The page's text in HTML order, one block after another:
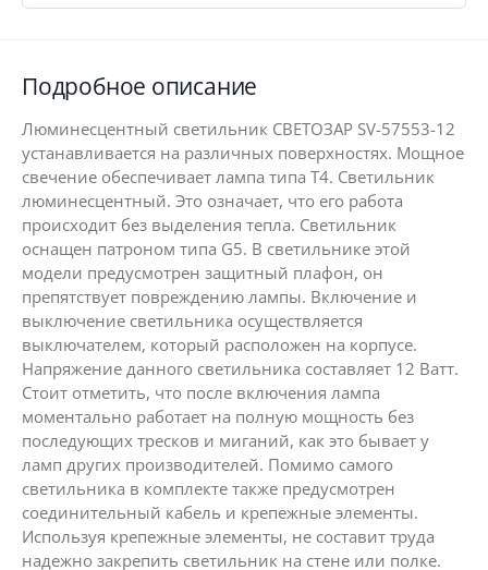
Подробное описание
Люминесцентный светильник СВЕТОЗАР SV-57553-12
устанавливается на различных поверхностях. Мощное
свечение обеспечивает лампа типа Т4. Светильник
люминесцентный. Это означает, что его работа
происходит без выделения тепла. Светильник
оснащен патроном типа G5. В светильнике этой
модели предусмотрен защитный плафон, он
препятствует повреждению лампы. Включение и
выключение светильника осуществляется
выключателем, который расположен на корпусе.
Напряжение данного светильника составляет 12 Ватт.
Стоит отметить, что после включения лампа
моментально работает на полную мощность без
последующих тресков и миганий, как это бывает у
ламп других производителей. Помимо самого
светильника в комплекте также предусмотрен
соединительный кабель и крепежные элементы.
Используя крепежные элементы, не составит труда
надежно закрепить светильник на стене или полке.